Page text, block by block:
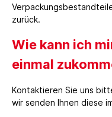
zurück.
Wie kann ich
einmal
Kontaktieren Sie uns
wir senden Ihnen diese